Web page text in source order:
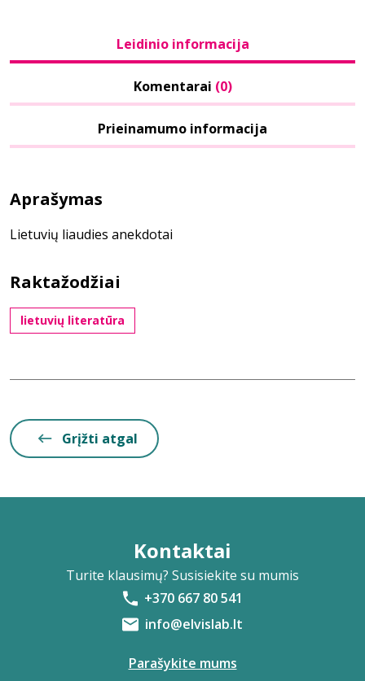
Leidinio informacija
Komentarai (0)
Prieinamumo informacija
Aprašymas
Lietuvių liaudies anekdotai
Raktažodžiai
lietuvių literatūra
Grįžti atgal
Kontaktai
Turite klausimų? Susisiekite su mumis
+370 667 80 541
info@elvislab.lt
Parašykite mums